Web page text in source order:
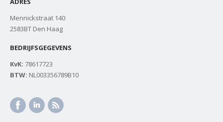
Mennickstraat 140
2583BT Den Haag
BEDRIJFSGEGEVENS
KvK: 78617723
BTW: NL003356789B10